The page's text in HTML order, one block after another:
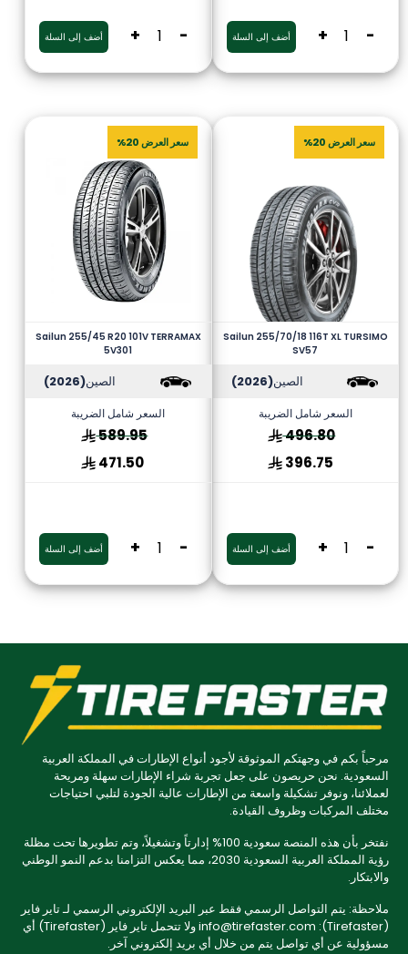
-
+ أضف إلى السلة -
+ أضف إلى السلة
سعر العرض 20%
Sailun 255/70/18 116T XL TURSIMO
SV57
الصين(2026)
السعر شامل الضريبة
496.80
396.75
-
+ أضف إلى السلة
سعر العرض 20%
Sailun 255/45 R20 101V TERRAMAX
5V301
الصين(2026)
السعر شامل الضريبة
589.95
471.50
-
+ أضف إلى السلة
مرحباً بكم في وجهتكم الموثوقة لأجود أنواع الإطارات في المملكة العربية
السعودية. نحن حريصون على جعل تجربة شراء الإطارات سهلة ومريحة
لعملائنا، ونوفر تشكيلة واسعة من الإطارات عالية الجودة لتلبي احتياجات
مختلف المركبات وظروف القيادة.
نفتخر بأن هذه المنصة سعودية 100% إدارتاً وتشغيلاً، وتم تطويرها تحت مظلة
رؤية المملكة العربية السعودية 2030، مما يعكس التزامنا بدعم النمو الوطني
والابتكار.
ملاحظة: يتم التواصل الرسمي فقط عبر البريد الإلكتروني الرسمي لـ تاير فاير
(Tirefaster): info@tirefaster.com ولا تتحمل تاير فاير (Tirefaster) أي
مسؤولية عن أي تواصل يتم من خلال أي بريد إلكتروني آخر.